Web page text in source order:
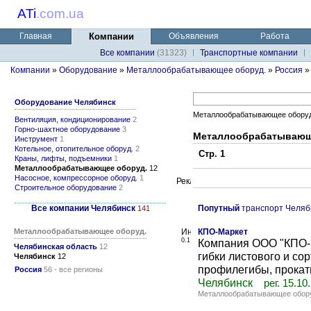
ATi.com.ua
Главная Компании Объявления
Работа
Все компании (31323)
Транспортные компании
Компании » Оборудование » Металлообрабатывающее оборуд. » Россия »
Оборудование Челябинск
Вентиляция, кондиционирование 2
Горно-шахтное оборудование 3
Инструмент 1
Котельное, отопительное оборуд. 2
Краны, лифты, подъемники 1
Металлообрабатывающее оборуд. 12
Насосное, компрессорное оборуд. 1
Строительное оборудование 2
Все компании Челябинск 141
Металлообрабатывающее оборуд.
Челябинская область 12
Челябинск 12
Россия 56 - все регионы
Металлообрабатывающее
Стр. 1
Попутный транспорт
0.1
КПО-Маркет
Компания ООО "КПО-
гибки листового и
профилегибы,
Челябинск
рег.
Металлообрабатывающее